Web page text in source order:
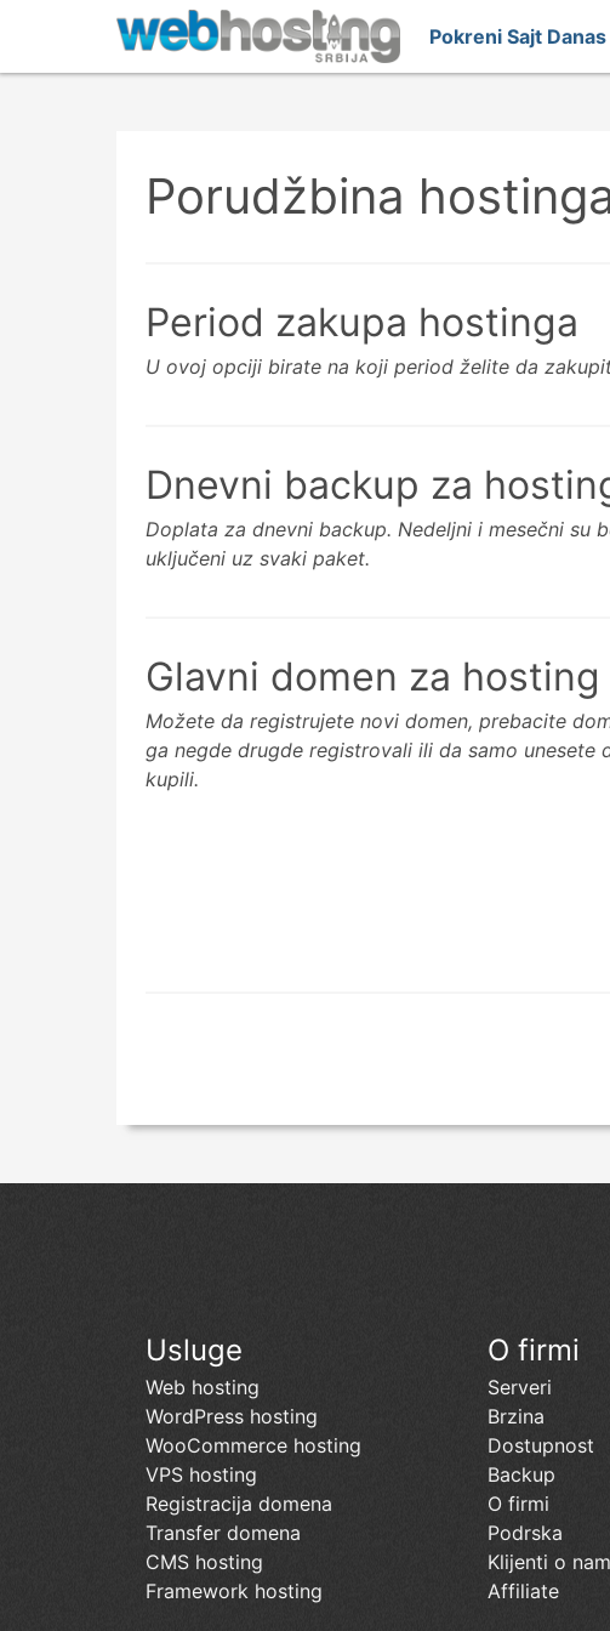
Pokreni Sajt Danas
Porudžbina
Period zakupa hostinga
U ovoj opciji birate na koji period želite da
Dnevni backup za
Doplata za dnevni backup. Nedeljni i mesečni su
uključeni uz svaki paket.
Glavni domen za hosting
Možete da registrujete novi domen, prebacite
ga negde drugde registrovali ili da samo unesete
kupili.
Usluge
Web hosting
WordPress hosting
WooCommerce hosting
VPS hosting
Registracija domena
Transfer domena
CMS hosting
Framework hosting
O firmi
Serveri
Brzina
Dostupnost
Backup
O firmi
Podrska
Klijenti o
Affiliate